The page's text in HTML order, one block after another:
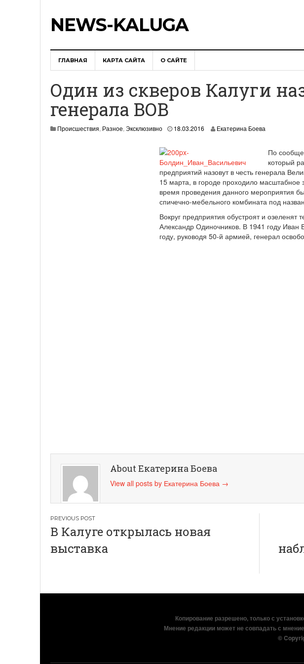
NEWS-KALUGA
ГЛАВНАЯ КАРТА САЙТА О САЙТЕ
Один из скверов Калуги
генерала ВОВ
Происшествия, Разное, Эксклюзивно 18.03.2016
.
0
1
6
Екатерина Боева
По
который
предприятий назовут в честь генерала
15 марта, в городе проходило
время проведения данного мероприятия
спичечно-мебельного комбината под
Вокруг предприятия обустроят и озеленят
Александр Одиночников. В 1941 году Иван
году, руководя 50-й армией, генерал
About Екатерина Боева
View all posts by Екатерина Боева →
Навигация
по
записям
В Калуге открылась новая
выставка
Копирование разрешено, только с
Мнение редакции может не совпадать с
©